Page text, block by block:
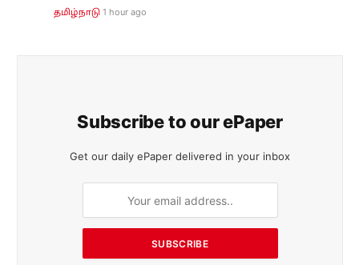
தமிழ்நாடு 1 hour ago
Subscribe to our ePaper
Get our daily ePaper delivered in your inbox
SUBSCRIBE